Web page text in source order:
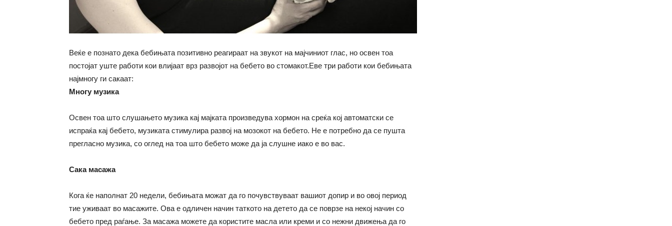
Веќе е познато дека бебињата позитивно реагираат на звукот на мајчиниот глас, но освен тоа
постојат уште работи кои влијаат врз развојот на бебето во стомакот.Еве три работи кои бебињата
најмногу ги сакаат:
Многу музика
Освен тоа што слушањето музика кај мајката произведува хормон на среќа кој автоматски се
испраќа кај бебето, музиката стимулира развој на мозокот на бебето. Не е потребно да се пушта
прегласно музика, со оглед на тоа што бебето може да ја слушне иако е во вас.
Сака масажа
Кога ќе наполнат 20 недели, бебињата можат да го почувствуваат вашиот допир и во овој период
тие уживаат во масажите. Ова е одличен начин таткото на детето да се поврзе на некој начин со
бебето пред раѓање. За масажа можете да користите масла или креми и со нежни движења да го